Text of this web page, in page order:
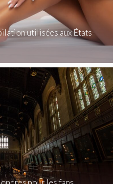
utilisées aux États-